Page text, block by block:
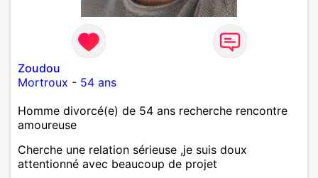
Zoudou
Mortroux - 54 ans
Homme divorcé(e) de 54 ans recherche rencontre
amoureuse
Cherche une relation sérieuse ,je suis doux
attentionné avec beaucoup de projet